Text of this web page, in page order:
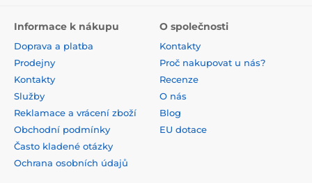
Informace k nákupu
Doprava a platba
Prodejny
Kontakty
Služby
Reklamace a vrácení zboží
Obchodní podmínky
Často kladené otázky
Ochrana osobních údajů
O společnosti
Kontakty
Proč nakupovat u nás?
Recenze
O nás
Blog
EU dotace